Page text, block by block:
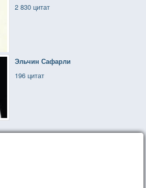
2 830 цитат
Эльчин Сафарли
196 цитат